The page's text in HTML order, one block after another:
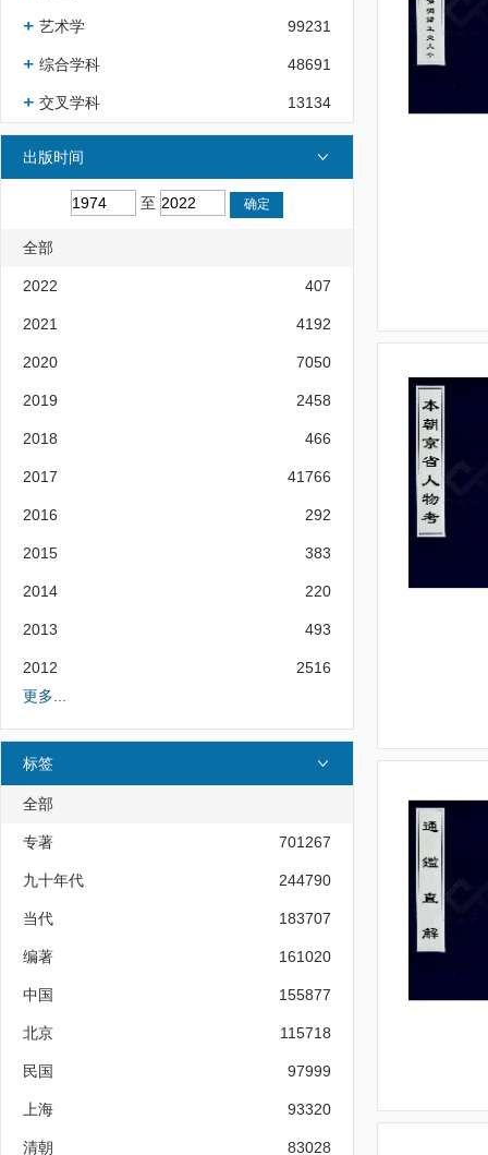
艺术学 99231
综合学科 48691
交叉学科 13134
出版时间
至
全部
2022 407
2021 4192
2020 7050
2019 2458
2018 466
2017 41766
2016 292
2015 383
2014 220
2013 493
2012
2516
更多...
标签
全部
专著 701267
九十年代 244790
当代 183707
编著 161020
中国 155877
北京 115718
民国 97999
上海 93320
清朝 83028